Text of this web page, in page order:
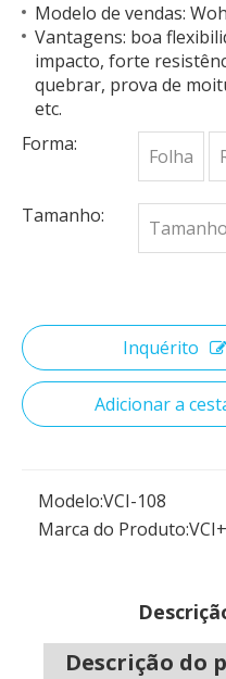
Modelo de vendas:
Vantagens: boa
impacto, forte
quebrar, prova de
etc.
Forma:
Folha
Tamanho:
Inquérito
Adicionar a
Modelo:VCI-108
Marca do Produto:VCI+
Descrição do